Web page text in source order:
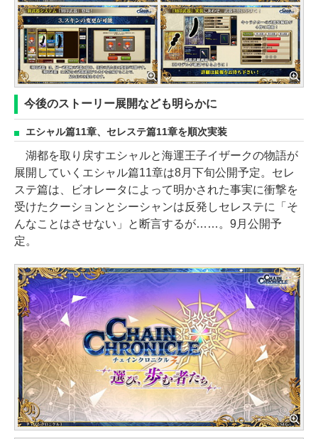
今後のストーリー展開なども明らかに
エシャル篇11章、セレステ篇11章を順次実装
湖都を取り戻すエシャルと海運王子イザークの物語が
展開していくエシャル篇11章は8月下旬公開予定。セレ
ステ篇は、ビオレータによって明かされた事実に衝撃を
受けたクーションとシーシャンは反発しセレステに「そ
んなことはさせない」と断言するが……。9月公開予
定。